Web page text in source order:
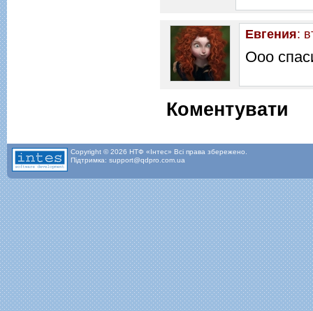
Евгения:
Ооо
Коментувати
Copyright © 2026 НТФ «Інтес» Всі права збережено.
Підтримка: support@qdpro.com.ua